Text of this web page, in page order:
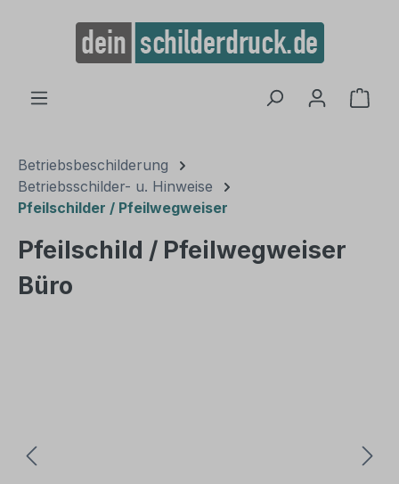
springen
Betriebsbeschilderung
Betriebsschilder- u. Hinweise
Pfeilschilder / Pfeilwegweiser
Pfeilschild / Pfeilwegweiser
Büro